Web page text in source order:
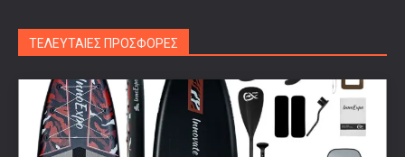
ΤΕΛΕΥΤΑΙΕΣ ΠΡΟΣΦΟΡΕΣ